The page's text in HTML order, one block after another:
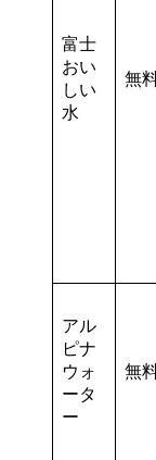
富士
おい
しい
水
無
アル
ピナ
ウォ
ータ
ー
無